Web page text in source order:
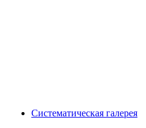
Систематическая галерея